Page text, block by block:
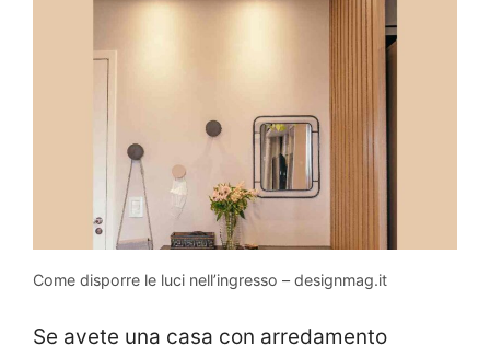
Come disporre le luci nell’ingresso – designmag.it
Se avete una casa con arredamento